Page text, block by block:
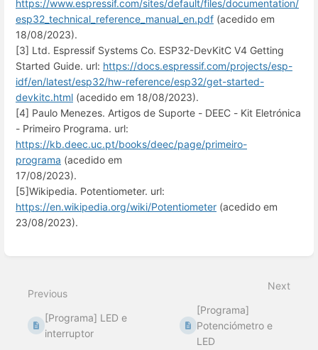
https://www.espressif.com/sites/default/files/documentation/
esp32_technical_reference_manual_en.pdf (acedido em
18/08/2023).
[3] Ltd. Espressif Systems Co. ESP32-DevKitC V4 Getting
Started Guide. url: https://docs.espressif.com/projects/esp-
idf/en/latest/esp32/hw-reference/esp32/get-started-
devkitc.html (acedido em 18/08/2023).
[4] Paulo Menezes. Artigos de Suporte - DEEC - Kit Eletrónica
- Primeiro Programa. url:
https://kb.deec.uc.pt/books/deec/page/primeiro-
programa (acedido em
17/08/2023).
[5]Wikipedia. Potentiometer. url:
https://en.wikipedia.org/wiki/Potentiometer (acedido em
23/08/2023).
mode
Previous
[Programa] LED e
interruptor
Next
[Programa]
Potenciómetro e
LED